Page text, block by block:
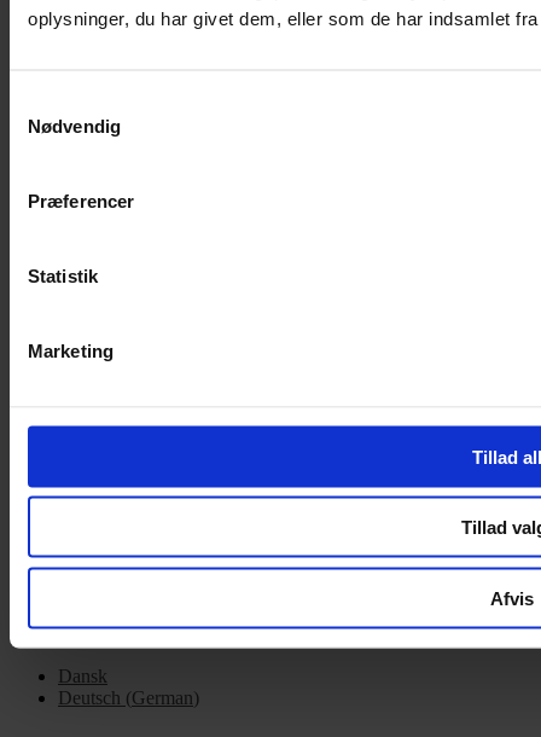
oplysninger, du har givet dem, eller som de har indsamlet
Nødvendig
Præferencer
Statistik
Marketing
Tillad
Tillad
Afvis
Facebook-f Instagram
Handelsbetingelser
Handelsbetingelser
Om Yarn Every Wear
Mandag – Fredag 10:00 – 17:30
Copyright © 2022.Design & hosting by Webhuset Ballum ApS
Dansk
Deutsch (German)